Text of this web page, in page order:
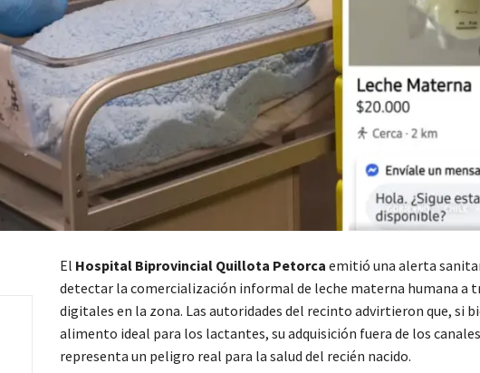
El Hospital Biprovincial Quillota Petorca emitió una alerta
detectar la comercialización informal de leche materna humana a
digitales en la zona. Las autoridades del recinto advirtieron que, si
alimento ideal para los lactantes, su adquisición fuera de los
representa un peligro real para la salud del recién nacido.